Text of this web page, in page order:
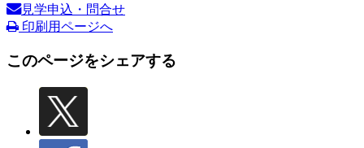
見学申込・問合せ
印刷用ページへ
このページをシェアする